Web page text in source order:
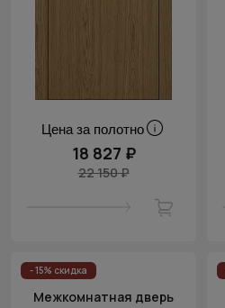
Цена за полотно
18 827 ₽
22 150 ₽
- 15% скидка
Межкомнатная дверь